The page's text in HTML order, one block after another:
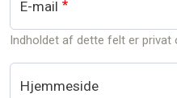
E-mail
Indholdet af dette felt er privat
Hjemmeside